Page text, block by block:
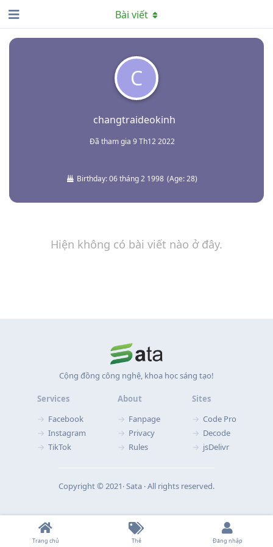
C
changtraideokinh
Đã tham gia 9 Th12 2022
Birthday:06 tháng 2 1998 (Age:28)
Bài viết
Hiện không có bài viết nào ở đây.
Cộng đồng công nghệ, khoa học sáng tạo!
Services
Facebook
Instagram
TikTok
About
Fanpage
Privacy
Rules
Sites
Code Pro
Decode
jsDelivr
Copyright © 2021‧ Sata ‧ All rights reserved.
Trang chủ Thẻ Đăng nhập